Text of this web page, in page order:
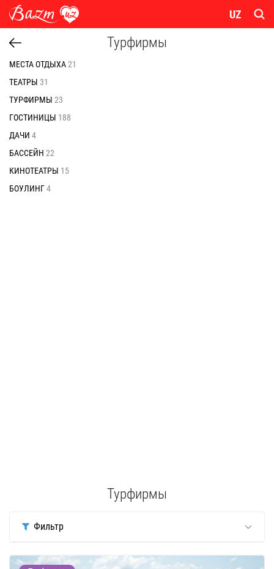
UZ
Турфирмы
МЕСТА ОТДЫХА21
ТЕАТРЫ 31
ТУРФИРМЫ 23
ГОСТИНИЦЫ 188
ДАЧИ 4
БАССЕЙН 22
КИНОТЕАТРЫ 15
БОУЛИНГ4
Турфирмы
Фильтр